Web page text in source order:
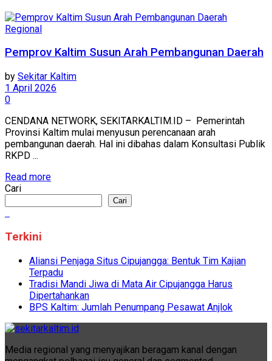
Regional
Pemprov Kaltim Susun Arah Pembangunan Daerah
by Sekitar Kaltim
1 April 2026
0
CENDANA NETWORK, SEKITARKALTIM.ID – Pemerintah
Provinsi Kaltim mulai menyusun perencanaan arah
pembangunan daerah. Hal ini dibahas dalam Konsultasi Publik
RKPD ...
Read more
Cari
Cari
Terkini
Aliansi Penjaga Situs Cipujangga: Bentuk Tim Kajian
Terpadu
Tradisi Mandi Jiwa di Mata Air Cipujangga Harus
Dipertahankan
BPS Kaltim: Jumlah Penumpang Pesawat Anjlok
Media regional yang menyajikan beragam kanal dengan